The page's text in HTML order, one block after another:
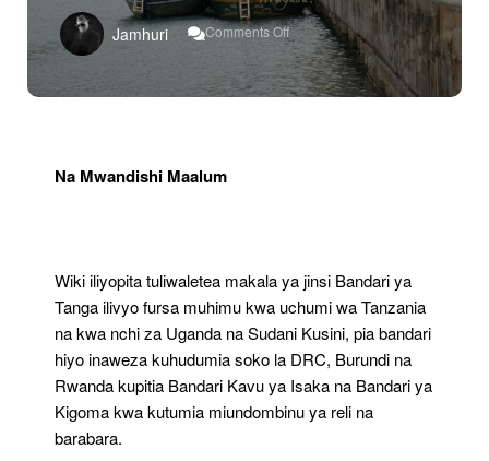
Jamhuri Comments Off
On
Bandari
Ya
Kigoma
Na Mwandishi Maalum
Wiki iliyopita tuliwaletea makala ya jinsi Bandari ya
Tanga ilivyo fursa muhimu kwa uchumi wa Tanzania
na kwa nchi za Uganda na Sudani Kusini, pia bandari
hiyo inaweza kuhudumia soko la DRC, Burundi na
Rwanda kupitia Bandari Kavu ya Isaka na Bandari ya
Kigoma kwa kutumia miundombinu ya reli na
barabara.